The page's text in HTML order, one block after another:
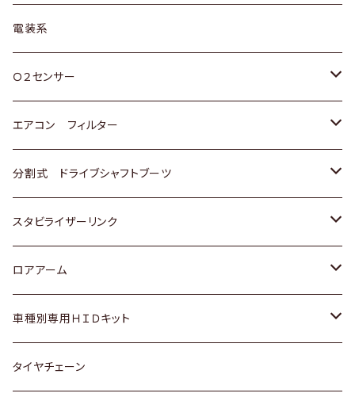
日野
三菱
スバル
マツダ
三菱
スバル
日産
ダイハツ
マツダ
三菱
スバル
スズキ
ダイハツ
三菱
スバル
トヨタ
ホンダ
スズキ
日産
いすゞ
ダイハツ
マツダ
三菱
電装系
Ｏ２センサー
トヨタ
ホンダ
スズキ
日産
ダイハツ
マツダ
エアコン フィルター
トヨタ
ホンダ
スズキ
日産
いすゞ
分割式 ドライブシャフトブーツ
トヨタ
ホンダ
スズキ
日産
スタビライザーリンク
トヨタ
ホンダ
スズキ
ロアアーム
ホンダ
スズキ
車種別専用ＨＩＤキット
トヨタ
タイヤチェーン